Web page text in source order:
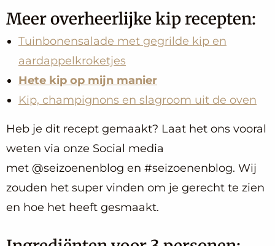
Meer overheerlijke kip recepten:
Tuinbonensalade met gegrilde kip en
aardappelkroketjes
Hete kip op mijn manier
Kip, champignons en slagroom uit de oven
Heb je dit recept gemaakt? Laat het ons vooral
weten via onze Social media
met @seizoenenblog en #seizoenenblog. Wij
zouden het super vinden om je gerecht te zien
en hoe het heeft gesmaakt.